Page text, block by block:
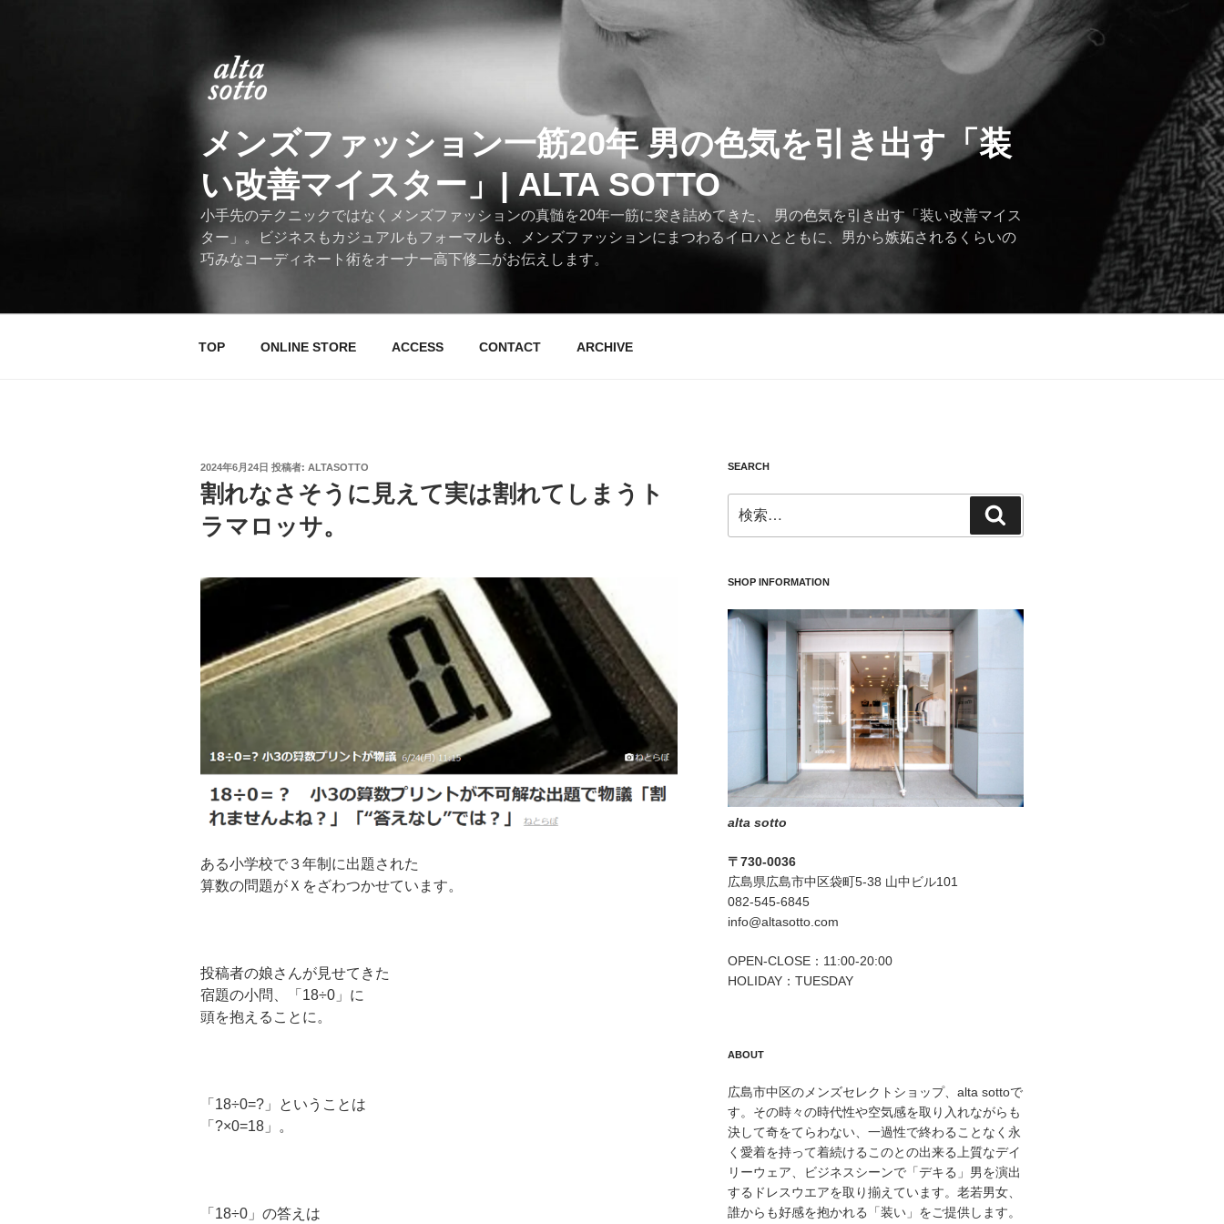
メンズファッション一筋20年 男の色気を引き出す「装
い改善マイスター」| ALTA SOTTO
小手先のテクニックではなくメンズファッションの真髄を20年一筋に突き詰めてきた、 男の色気を引き出す「装い改善マイス
ター」。ビジネスもカジュアルもフォーマルも、メンズファッションにまつわるイロハとともに、男から嫉妬されるくらいの
巧みなコーディネート術をオーナー高下修二がお伝えします。
TOP ONLINE STORE ACCESS CONTACT ARCHIVE
投
稿
日:
2024年6月24日 投稿者: ALTASOTTO
割れなさそうに見えて実は割れてしまうト
ラマロッサ。
ある小学校で３年制に出題された
算数の問題がＸをざわつかせています。
投稿者の娘さんが見せてきた
宿題の小問、「18÷0」に
頭を抱えることに。
「18÷0=?」ということは
「?×0=18」。
「18÷0」の答えは
SEARCH
索:
索
SHOP INFORMATION
alta sotto
〒730-0036
広島県広島市中区袋町5-38 山中ビル101
082-545-6845
info@altasotto.com
OPEN-CLOSE：11:00-20:00
HOLIDAY：TUESDAY
ABOUT
広島市中区のメンズセレクトショップ、alta sottoで
す。その時々の時代性や空気感を取り入れながらも
決して奇をてらわない、一過性で終わることなく永
く愛着を持って着続けるこのとの出来る上質なデイ
リーウェア、ビジネスシーンで「デキる」男を演出
するドレスウエアを取り揃えています。老若男女、
誰からも好感を抱かれる「装い」をご提供します。